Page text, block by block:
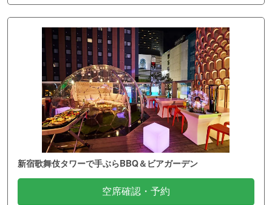
新宿歌舞伎タワーで手ぶらBBQ＆ビアガーデン
空席確認・予約